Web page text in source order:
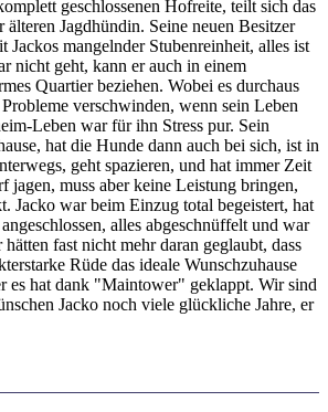
geschlossenen Hofreite, teilt sich das
älteren Jagdhündin. Seine neuen Besitzer
Jackos mangelnder Stubenreinheit, alles ist
nicht geht, kann er auch in einem
Quartier beziehen. Wobei es durchaus
verschwinden, wenn sein Leben
Leben war für ihn Stress pur. Sein
hat die Hunde dann auch bei sich, ist in
geht spazieren, und hat immer Zeit
jagen, muss aber keine Leistung bringen,
Jacko war beim Einzug total begeistert, hat
alles abgeschnüffelt und war
fast nicht mehr daran geglaubt, dass
Rüde das ideale Wunschzuhause
es hat dank "Maintower" geklappt. Wir sind
Jacko noch viele glückliche Jahre, er